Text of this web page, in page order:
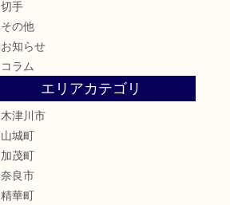
切手
その他
お知らせ
コラム
エリアカテゴリ
木津川市
山城町
加茂町
奈良市
精華町